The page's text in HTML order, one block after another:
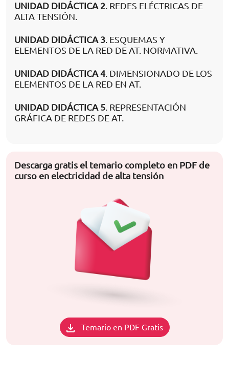
UNIDAD DIDÁCTICA 2. REDES ELÉCTRICAS DE
ALTA TENSIÓN.
UNIDAD DIDÁCTICA 3. ESQUEMAS Y
ELEMENTOS DE LA RED DE AT. NORMATIVA.
UNIDAD DIDÁCTICA 4. DIMENSIONADO DE LOS
ELEMENTOS DE LA RED EN AT.
UNIDAD DIDÁCTICA 5. REPRESENTACIÓN
GRÁFICA DE REDES DE AT.
Descarga gratis el temario completo en PDF de
curso en electricidad de alta tensión
Temario en PDF Gratis